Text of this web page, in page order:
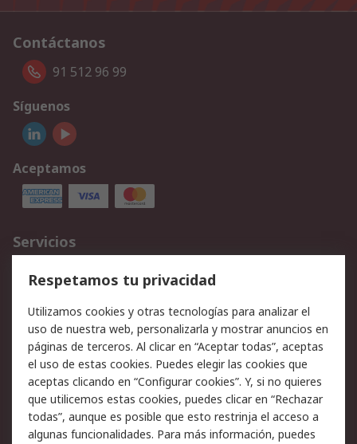
Contáctanos
91 512 96 99
Síguenos
Aceptamos
Servicios
Cómo realizar pedidos
Devoluciones
Facturación y pago
Ofertas
Soporte técnico
Legal
Aviso legal
Política de privacidad -
Actualizada
Política sobre cookies
Seguridad de emails
Respetamos tu privacidad
Utilizamos cookies y otras tecnologías para analizar el
uso de nuestra web, personalizarla y mostrar anuncios en
páginas de terceros. Al clicar en “Aceptar todas”, aceptas
el uso de estas cookies. Puedes elegir las cookies que
aceptas clicando en “Configurar cookies”. Y, si no quieres
que utilicemos estas cookies, puedes clicar en “Rechazar
todas”, aunque es posible que esto restrinja el acceso a
algunas funcionalidades. Para más información, puedes